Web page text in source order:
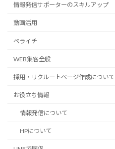
情報発信サポーターのスキルアップ
動画活用
ペライチ
WEB集客全般
採用・リクルートページ作成について
お役立ち情報
情報発信について
HPについて